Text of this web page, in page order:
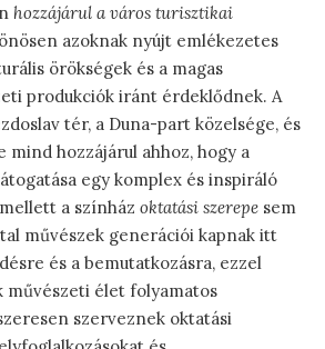
hozzájárul a város turisztikai
azoknak nyújt emlékezetes
örökségek és a magas
produkciók iránt érdeklődnek. A
tér, a Duna-part közelsége, és
mind hozzájárul ahhoz, hogy a
egy komplex és inspiráló
a színház oktatási szerepe sem
művészek generációi kapnak itt
és a bemutatkozásra, ezzel
művészeti élet folyamatos
szerveznek oktatási